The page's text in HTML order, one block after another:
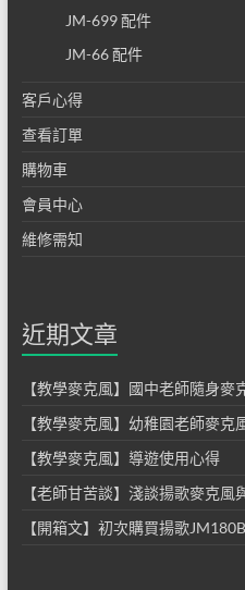
教學
麥克
風及
教學
擴音
器
JM-699 配件
JM-66 配件
客戶心得
查看訂單
購物車
會員中心
維修需知
近期文章
【教學麥克風】國中老師隨身麥
【教學麥克風】幼稚園老師麥克
【教學麥克風】導遊使用心得
【老師甘苦談】淺談揚歌麥克
【開箱文】初次購買揚歌